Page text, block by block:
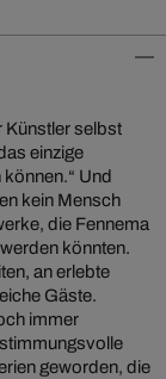
Künstler selbst
einzige
Und
kein Mensch
die Fennema
könnten.
an erlebte
Gäste.
immer
geworden, die